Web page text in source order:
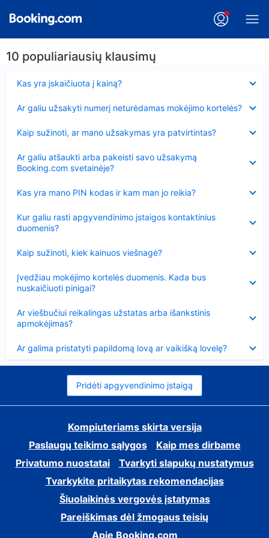
10 populiariausių klausimų
Kas yra įskaičiuota į kainą?
Ar galiu užsakyti numerį neturėdamas mokėjimo kortelės?
Kaip sužinoti, ar mano užsakymas yra patvirtintas?
Ar galiu atšaukti arba pakeisti savo užsakymą
Booking.com svetainėje?
Kas yra mano PIN kodas ir kam man jo reikia?
Kur galiu rasti apgyvendinimo įstaigos kontaktinius
duomenis?
Kaip sužinoti, kiek kainuos viešnagė?
Įvedžiau mokėjimo kortelės duomenis. Kada bus
nuskaičiuoti pinigai?
Ar viešbučiui reikalingas užstatas arba išankstinis
apmokėjimas?
Ar galima pristatyti papildomą lovą ar vaikišką lovelę?
Pridėti apgyvendinimo įstaigą
Kompiuteriams skirta versija
Paslaugų teikimo sąlygos
Kaip mes dirbame
Privatumo nuostatai
Tvarkyti slapukų nustatymus
Tvarkykite pritaikytas rekomendacijas
Šiuolaikinės vergovės įstatymas
Pareiškimas dėl žmogaus teisių
Apie Booking.com